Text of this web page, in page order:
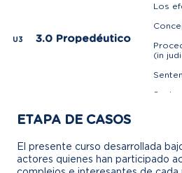
U3 3.0 Propedéutico
Los
(in
ETAPA DE CASOS
El presente curso desarrollada
actores quienes han participado